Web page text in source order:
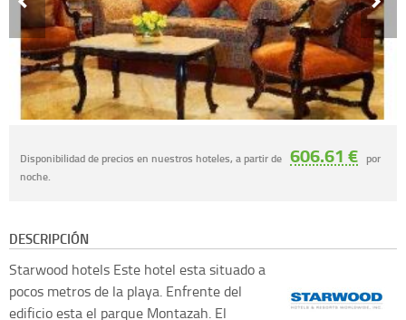
Disponibilidad de precios en nuestros hoteles, a partir de 606.61 € por
noche.
DESCRIPCIÓN
Starwood hotels Este hotel esta situado a
pocos metros de la playa. Enfrente del
edificio esta el parque Montazah. El